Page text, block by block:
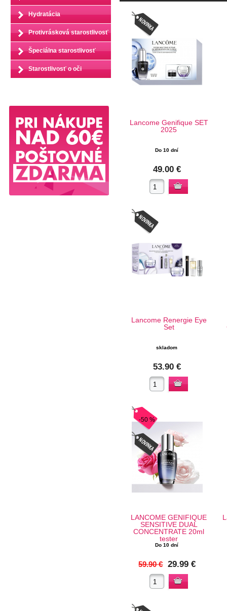
Hydratácia
Protivrásková starostlivosť
Špeciálna starostlivosť
Starostlivosť o oči
Lancome Genifique SET
2025
Do 10 dní
49.00 €
Lancome Renergie Eye
Set
skladom
53.90 €
-50 %
LANCOME GENIFIQUE
SENSITIVE DUAL
CONCENTRATE 20ml
tester
Do 10 dní
59.90 € 29.99 €